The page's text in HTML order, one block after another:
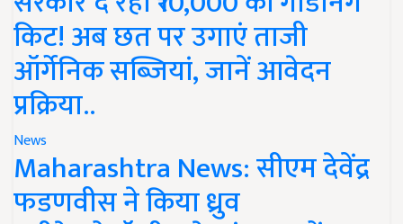
किट! अब छत पर उगाएं ताजी
ऑर्गेनिक सब्जियां, जानें आवेदन
प्रक्रिया..
News
Maharashtra News: सीएम देवेंद्र
फडणवीस ने किया ध्रुव